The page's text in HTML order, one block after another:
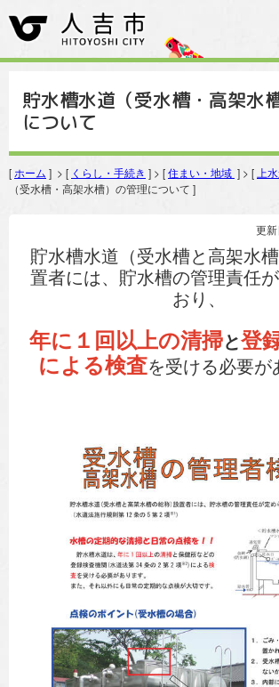
貯水槽水道（受水槽・高架水
について
[ ホーム ] > [ くらし・手続き ] > [住まい・地域 ] > [ 上
（受水槽・高架水槽）の管理について ]
更
貯水槽水道（受水槽と高架水
置者には、貯水槽の管理責任
おり、
年に１回以上の清掃と登
による検査を受ける必要が